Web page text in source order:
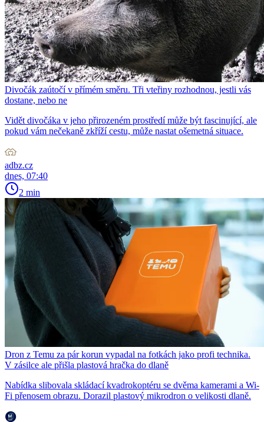
Divočák zaútočí v přímém směru. Tři vteřiny rozhodnou, jestli vás
dostane, nebo ne
Vidět divočáka v jeho přirozeném prostředí může být fascinující, ale
pokud vám nečekaně zkříží cestu, může nastat ošemetná situace.
adbz.cz
dnes, 07:40
2 min
Dron z Temu za pár korun vypadal na fotkách jako profi technika.
V zásilce ale přišla plastová hračka do dlaně
Nabídka slibovala skládací kvadrokoptéru se dvěma kamerami a Wi-
Fi přenosem obrazu. Dorazil plastový mikrodron o velikosti dlaně.